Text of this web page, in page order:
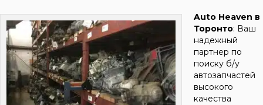
Auto Heaven в
Торонто: Ваш
надежный
партнер по
поиску б/у
автозапчастей
высокого
качества